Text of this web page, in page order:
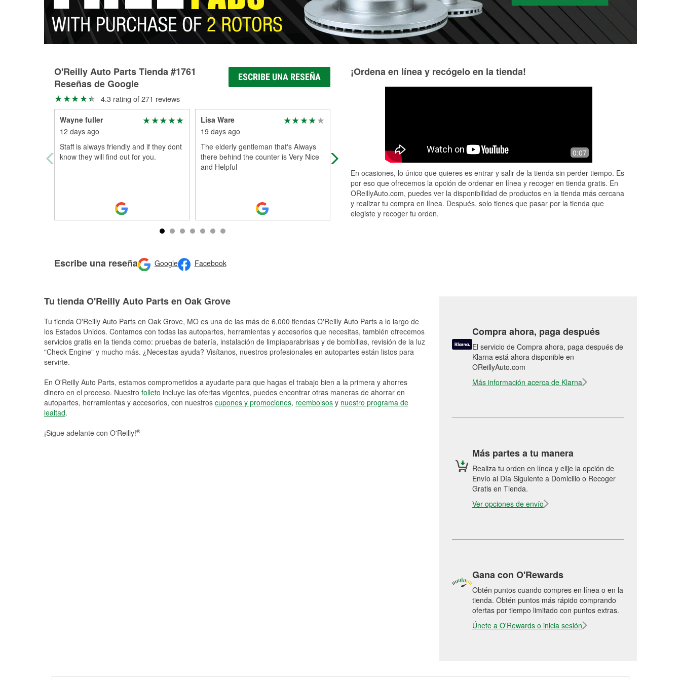
O'Reilly Auto Parts Tienda #1761
Reseñas de Google
ESCRIBE UNA RESEÑA
4.3 rating of 271 reviews
Wayne fuller
12 days ago
Staff is always friendly and if they dont
know they will find out for you.
Lisa Ware
19 days ago
The elderly gentleman that's Always
there behind the counter is Very Nice
and Helpful
Spoke with Vee and she knew so
much about my van. Thanks for the
looking for what i needed.
There always nice
anyone why you
Escribe una reseña Google Facebook
¡Ordena en línea y recógelo en la tienda!
0:07
En ocasiones, lo único que quieres es entrar y salir de la tienda sin perder tiempo. Es
por eso que ofrecemos la opción de ordenar en línea y recoger en tienda gratis. En
OReillyAuto.com, puedes ver la disponibilidad de productos en la tienda más cercana
y realizar tu compra en línea. Después, solo tienes que pasar por la tienda que
elegiste y recoger tu orden.
Tu tienda O'Reilly Auto Parts en Oak Grove
Tu tienda O'Reilly Auto Parts en Oak Grove, MO es una de las más de 6,000 tiendas O'Reilly Auto Parts a lo largo de
los Estados Unidos. Contamos con todas las autopartes, herramientas y accesorios que necesitas, también ofrecemos
servicios gratis en la tienda como: pruebas de batería, instalación de limpiaparabrisas y de bombillas, revisión de la luz
"Check Engine" y mucho más. ¿Necesitas ayuda? Visítanos, nuestros profesionales en autopartes están listos para
servirte.
En O'Reilly Auto Parts, estamos comprometidos a ayudarte para que hagas el trabajo bien a la primera y ahorres
dinero en el proceso. Nuestro folleto incluye las ofertas vigentes, puedes encontrar otras maneras de ahorrar en
autopartes, herramientas y accesorios, con nuestros cupones y promociones, reembolsos y nuestro programa de
lealtad.
¡Sigue adelante con O'Reilly!®
Compra ahora, paga después
El servicio de Compra ahora, paga después de
Klarna está ahora disponible en
OReillyAuto.com
Más información acerca de Klarna
Más partes a tu manera
Realiza tu orden en línea y elije la opción de
Envío al Día Siguiente a Domicilio o Recoger
Gratis en Tienda.
Ver opciones de envío
Gana con O'Rewards
Obtén puntos cuando compres en línea o en la
tienda. Obtén puntos más rápido comprando
ofertas por tiempo limitado con puntos extras.
Únete a O'Rewards o inicia sesión